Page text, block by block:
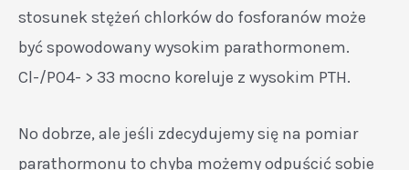
stosunek stężeń chlorków do fosforanów może
być spowodowany wysokim parathormonem.
Cl-/PO4- > 33 mocno koreluje z wysokim PTH.
No dobrze, ale jeśli zdecydujemy się na pomiar
parathormonu to chyba możemy odpuścić sobie